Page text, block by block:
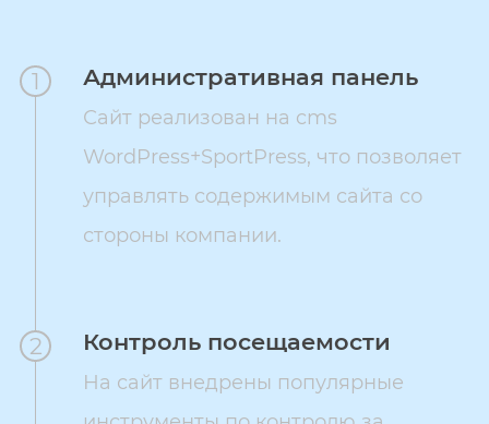
1 Административная панель
Сайт реализован на cms
WordPress+SportPress, что позволяет
управлять содержимым сайта со
стороны компании.
2 Контроль посещаемости
На сайт внедрены популярные